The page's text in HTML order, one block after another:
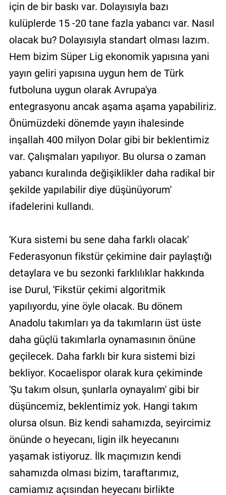
için de bir baskı var. Dolayısıyla bazı
kulüplerde 15 -20 tane fazla yabancı var. Nasıl
olacak bu? Dolayısıyla standart olması lazım.
Hem bizim Süper Lig ekonomik yapısına yani
yayın geliri yapısına uygun hem de Türk
futboluna uygun olarak Avrupa'ya
entegrasyonu ancak aşama aşama yapabiliriz.
Önümüzdeki dönemde yayın ihalesinde
inşallah 400 milyon Dolar gibi bir beklentimiz
var. Çalışmaları yapılıyor. Bu olursa o zaman
yabancı kuralında değişiklikler daha radikal bir
şekilde yapılabilir diye düşünüyorum'
ifadelerini kullandı.
'Kura sistemi bu sene daha farklı olacak'
Federasyonun fikstür çekimine dair paylaştığı
detaylara ve bu sezonki farklılıklar hakkında
ise Durul, 'Fikstür çekimi algoritmik
yapılıyordu, yine öyle olacak. Bu dönem
Anadolu takımları ya da takımların üst üste
daha güçlü takımlarla oynamasının önüne
geçilecek. Daha farklı bir kura sistemi bizi
bekliyor. Kocaelispor olarak kura çekiminde
'Şu takım olsun, şunlarla oynayalım' gibi bir
düşüncemiz, beklentimiz yok. Hangi takım
olursa olsun. Biz kendi sahamızda, seyircimiz
önünde o heyecanı, ligin ilk heyecanını
yaşamak istiyoruz. İlk maçımızın kendi
sahamızda olması bizim, taraftarımız,
camiamız açısından heyecanı birlikte